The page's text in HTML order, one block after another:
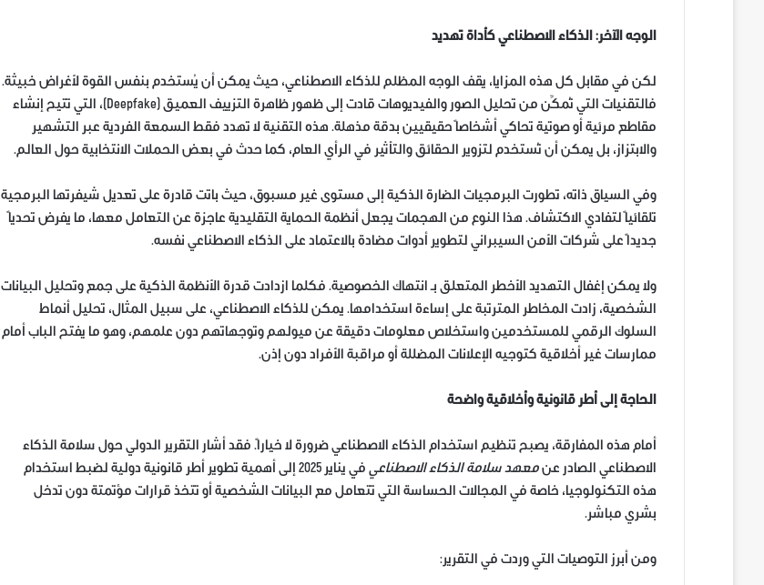
الوجه الآخر: الذكاء الاصطناعي كأداة تهديد
لكن في مقابل كل هذه المزايا، يقف الوجه المظلم للذكاء الاصطناعي، حيث يمكن أن يُستخدم بنفس القوة لأغراض خبيثة.
فالتقنيات التي تُمكِّن من تحليل الصور والفيديوهات قادت إلى ظهور ظاهرة التزييف العميق (Deepfake)، التي تتيح إنشاء
مقاطع مرئية أو صوتية تحاكي أشخاصاً حقيقيين بدقة مذهلة. هذه التقنية لا تهدد فقط السمعة الفردية عبر التشهير
والابتزاز، بل يمكن أن تُستخدم لتزوير الحقائق والتأثير في الرأي العام، كما حدث في بعض الحملات الانتخابية حول العالم.
وفي السياق ذاته، تطورت البرمجيات الضارة الذكية إلى مستوى غير مسبوق، حيث باتت قادرة على تعديل شيفرتها البرمجية
تلقائياً لتفادي الاكتشاف. هذا النوع من الهجمات يجعل أنظمة الحماية التقليدية عاجزة عن التعامل معها، ما يفرض تحدياً
جديداً على شركات الأمن السيبراني لتطوير أدوات مضادة بالاعتماد على الذكاء الاصطناعي نفسه.
ولا يمكن إغفال التهديد الأخطر المتعلق بـ انتهاك الخصوصية. فكلما ازدادت قدرة الأنظمة الذكية على جمع وتحليل البيانات
الشخصية، زادت المخاطر المترتبة على إساءة استخدامها. يمكن للذكاء الاصطناعي، على سبيل المثال، تحليل أنماط
السلوك الرقمي للمستخدمين واستخلاص معلومات دقيقة عن ميولهم وتوجهاتهم دون علمهم، وهو ما يفتح الباب أمام
ممارسات غير أخلاقية كتوجيه الإعلانات المضللة أو مراقبة الأفراد دون إذن.
الحاجة إلى أطر قانونية وأخلاقية واضحة
أمام هذه المفارقة، يصبح تنظيم استخدام الذكاء الاصطناعي ضرورة لا خياراً. فقد أشار التقرير الدولي حول سلامة الذكاء
الاصطناعي الصادر عن معهد سلامة الذكاء الاصطناعي
في يناير 2025 إلى أهمية تطوير أطر قانونية دولية لضبط استخدام
هذه التكنولوجيا، خاصة في المجالات الحساسة التي تتعامل مع البيانات الشخصية أو تتخذ قرارات مؤتمتة دون تدخل
بشري مباشر.
ومن أبرز التوصيات التي وردت في التقرير: